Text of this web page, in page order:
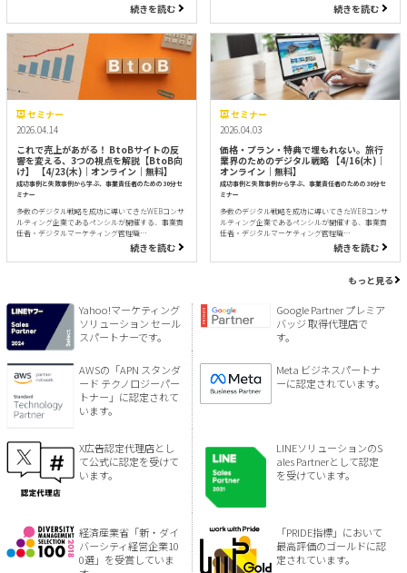
続きを読む 続きを読む
セミナー
2026.04.14
これで売上があがる！ BtoBサイトの反
響を変える、3つの視点を解説【BtoB向
け】 【4/23(木)｜オンライン｜無料】
成功事例と失敗事例から学ぶ、事業責任者のための30分セ
ミナー
多数のデジタル戦略を成功に導いてきたWEBコンサ
ルティング企業であるペンシルが開催する、事業責
任者・デジタルマーケティング管理職…
続きを読む
セミナー
2026.04.03
価格・プラン・特典で埋もれない。旅行
業界のためのデジタル戦略 【4/16(木)｜
オンライン｜無料】
成功事例と失敗事例から学ぶ、事業責任者のための30分セ
ミナー
多数のデジタル戦略を成功に導いてきたWEBコンサ
ルティング企業であるペンシルが開催する、事業責
任者・デジタルマーケティング管理職…
続きを読む
もっと見る
Yahoo!マーケティング
ソリューション セール
スパートナーです。
Google Partner プレミア
バッジ 取得代理店で
す。
AWSの「APN スタンダ
ード テクノロジーパー
トナー」に認定されて
います。
Meta ビジネスパートナ
ーに認定されています。
X広告認定代理店とし
て公式に認定を受けて
います。
LINEソリューションのS
ales Partnerとして認定
を受けています。
経済産業省「新・ダイ
バーシティ経営企業10
0選」を受賞していま
「PRIDE指標」において
最高評価のゴールドに認
定されています。